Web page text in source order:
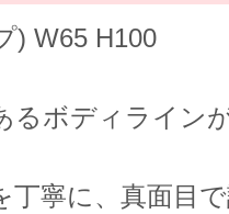
) W65 H100
るボディライン
丁寧に、真面目